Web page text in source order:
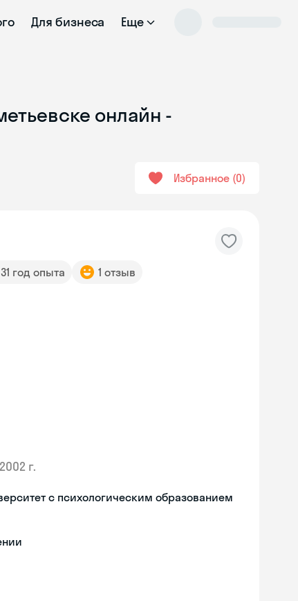
Для бизнеса Еще
онлайн -
Избранное 0
31 год опыта 1 отзыв
2002 г.
с психологическим образованием